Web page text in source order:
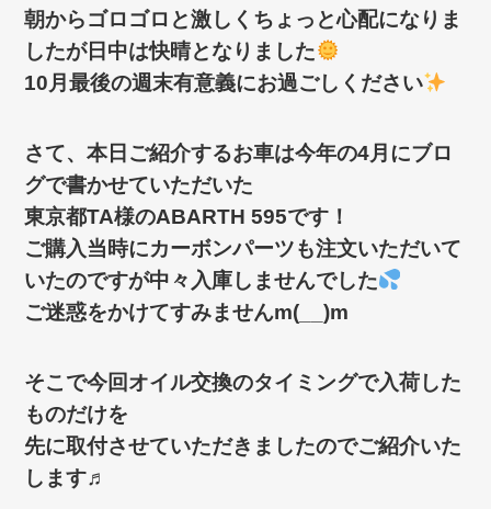
朝からゴロゴロと激しくちょっと心配になりま
したが日中は快晴となりました
10月最後の週末有意義にお過ごしください
さて、本日ご紹介するお車は今年の4月にブロ
グで書かせていただいた
東京都TA様のABARTH 595です！
ご購入当時にカーボンパーツも注文いただいて
いたのですが中々入庫しませんでした
ご迷惑をかけてすみませんm(__)m
そこで今回オイル交換のタイミングで入荷した
ものだけを
先に取付させていただきましたのでご紹介いた
します♬